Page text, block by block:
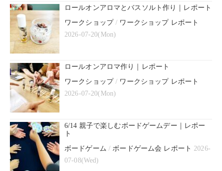
ロールオンアロマとバスソルト作り｜レポート
ワークショップ/ ワークショップ レポート
2026-07-20(Mon)
ロールオンアロマ作り｜レポート
ワークショップ/ ワークショップ レポート
2026-07-20(Mon)
6/14 親子で楽しむボードゲームデー｜レポー
ト
ボードゲーム / ボードゲーム会 レポート 2026-
07-08(Wed)